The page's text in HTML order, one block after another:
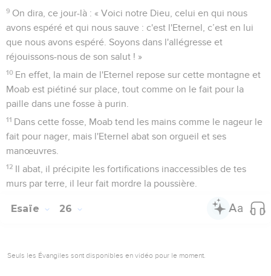
9 On dira, ce jour-là : « Voici notre Dieu, celui en qui nous
avons espéré et qui nous sauve : c'est l'Eternel, c’est en lui
que nous avons espéré. Soyons dans l'allégresse et
réjouissons-nous de son salut ! »
10 En effet, la main de l'Eternel repose sur cette montagne et
Moab est piétiné sur place, tout comme on le fait pour la
paille dans une fosse à purin.
11 Dans cette fosse, Moab tend les mains comme le nageur le
fait pour nager, mais l'Eternel abat son orgueil et ses
manœuvres.
12 Il abat, il précipite les fortifications inaccessibles de tes
murs par terre, il leur fait mordre la poussière.
Esaïe 26
Seuls les Évangiles sont disponibles en vidéo pour le moment.